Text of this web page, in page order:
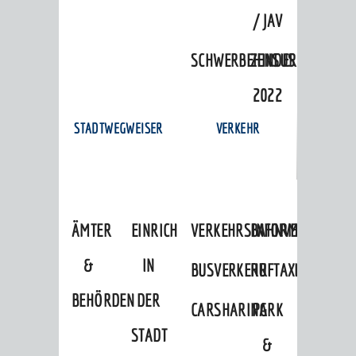
/ JAV
ZENSUS
2022
STADTWEGWEISER
ÄMTER
&
BEHÖRDEN
EINRICHTUNGEN
IN
DER
STADT
VERKEHR
VERKEHRSINFORMATIONEN
BAHNVERKEHR
BUSVERKEHRRUFTAXI
CARSHARINGPARK
&